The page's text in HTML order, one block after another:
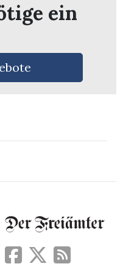
ein